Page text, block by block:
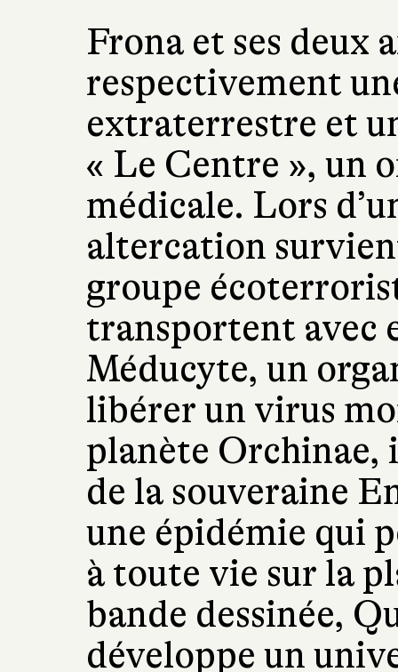
Frona et ses deux
respectivement
extraterrestre et
« Le Centre », un
médicale. Lors
altercation
groupe
transportent avec
Méducyte, un
libérer un virus
planète Orchinae,
de la souveraine
une épidémie qui
à toute vie sur la
bande dessinée,
développe un